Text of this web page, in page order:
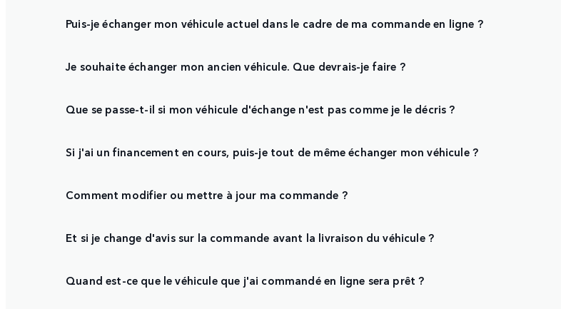
Puis-je échanger mon véhicule actuel dans le cadre de ma commande en ligne ?
Je souhaite échanger mon ancien véhicule. Que devrais-je faire ?
Que se passe-t-il si mon véhicule d'échange n'est pas comme je le décris ?
Si j'ai un financement en cours, puis-je tout de même échanger mon véhicule ?
Comment modifier ou mettre à jour ma commande ?
Et si je change d'avis sur la commande avant la livraison du véhicule ?
Quand est-ce que le véhicule que j'ai commandé en ligne sera prêt ?